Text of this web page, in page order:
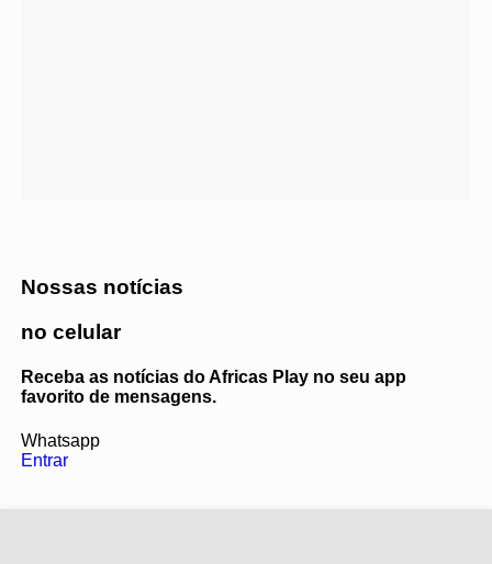
Nossas notícias
no celular
Receba as notícias do Africas Play no seu app
favorito de mensagens.
Whatsapp
Entrar